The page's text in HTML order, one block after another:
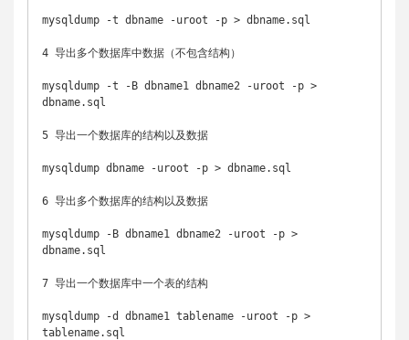
mysqldump -t dbname -uroot -p > dbname.sql
4 导出多个数据库中数据（不包含结构）
mysqldump -t -B dbname1 dbname2 -uroot -p >
dbname.sql
5 导出一个数据库的结构以及数据
mysqldump dbname -uroot -p > dbname.sql
6 导出多个数据库的结构以及数据
mysqldump -B dbname1 dbname2 -uroot -p >
dbname.sql
7 导出一个数据库中一个表的结构
mysqldump -d dbname1 tablename -uroot -p >
tablename.sql